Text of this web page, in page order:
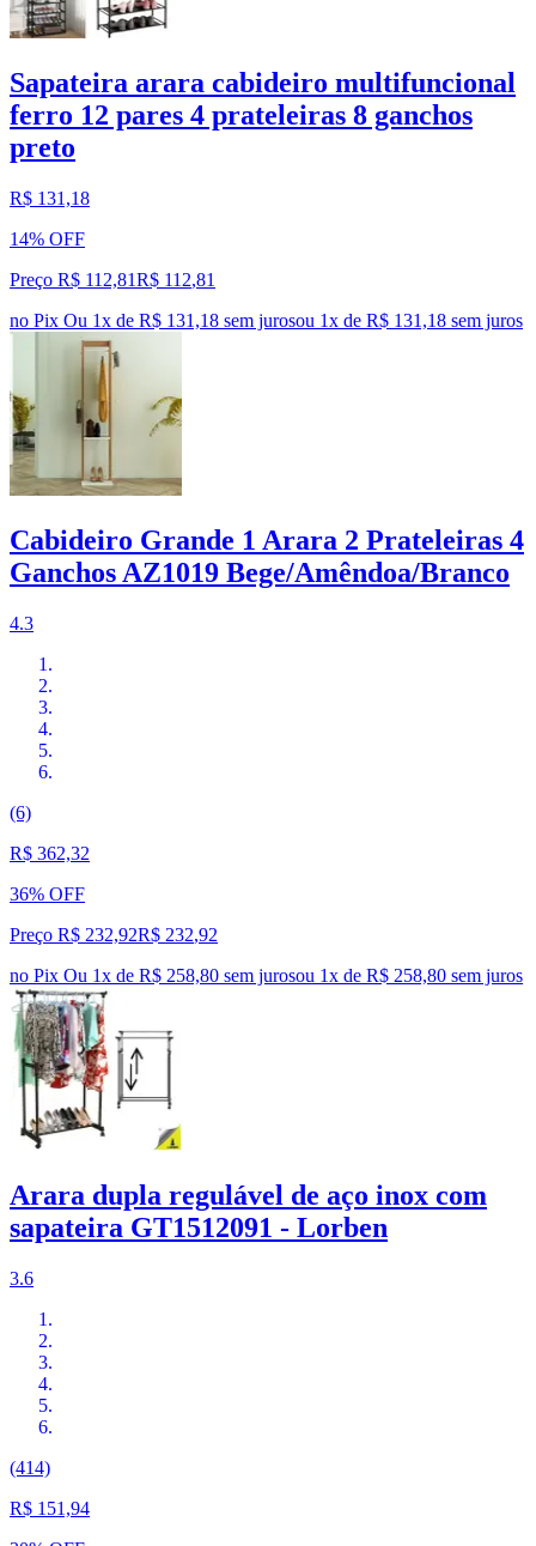
Sapateira arara cabideiro multifuncional
ferro 12 pares 4 prateleiras 8 ganchos
preto
R$ 131,18
14% OFF
Preço R$ 112,81R$ 112,81
no Pix Ou 1x de R$ 131,18 sem jurosou 1x de R$ 131,18 sem juros
Cabideiro Grande 1 Arara 2 Prateleiras 4
Ganchos AZ1019 Bege/Amêndoa/Branco
4.3
(6)
R$ 362,32
36% OFF
Preço R$ 232,92R$ 232,92
no Pix Ou 1x de R$ 258,80 sem jurosou 1x de R$ 258,80 sem juros
Arara dupla regulável de aço inox com
sapateira GT1512091 - Lorben
3.6
(414)
R$ 151,94